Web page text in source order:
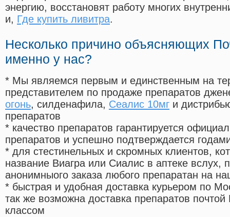
энергию, восстановят работу многих
и, Где купить ливитра.
Несколько причино объясняющих
именно у нас?
* Мы являемся первым и единственным на
представителем по продаже препаратов
огонь, силденафила, Сеалис 10мг и
препаратов
* качество препаратов гарантируется
препаратов и успешно подтверждается
* для стестинельных и скромных клиентов,
название Виагра или Сиалис в аптеке вслух,
анонимныого заказа любого препаратан на
* быстрая и удобная доставка курьером по
так же возможна доставка препаратов
классом